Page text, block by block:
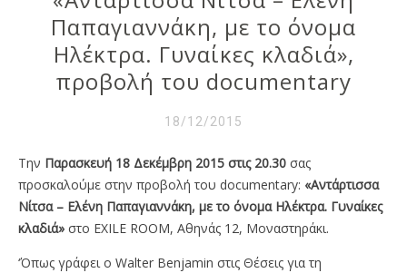
Παπαγιαννάκη, με το όνομα
Ηλέκτρα. Γυναίκες κλαδιά»,
προβολή του documentary
18/12/2015
Την Παρασκευή 18 Δεκέμβρη 2015 στις 20.30 σας
προσκαλούμε στην προβολή του documentary: «Αντάρτισσα
Νίτσα – Ελένη Παπαγιαννάκη, με το όνομα Ηλέκτρα. Γυναίκες
κλαδιά» στο EXILE ROOM, Αθηνάς 12, Μοναστηράκι.
‘Όπως γράφει ο Walter Benjamin στις Θέσεις για τη